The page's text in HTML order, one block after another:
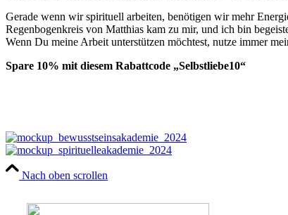
Gerade wenn wir spirituell arbeiten, benötigen wir mehr
Regenbogenkreis von Matthias kam zu mir, und ich bin
Wenn Du meine Arbeit unterstützen möchtest, nutze immer
Spare 10% mit diesem Rabattcode „Selbstliebe10“
Nach oben scrollen